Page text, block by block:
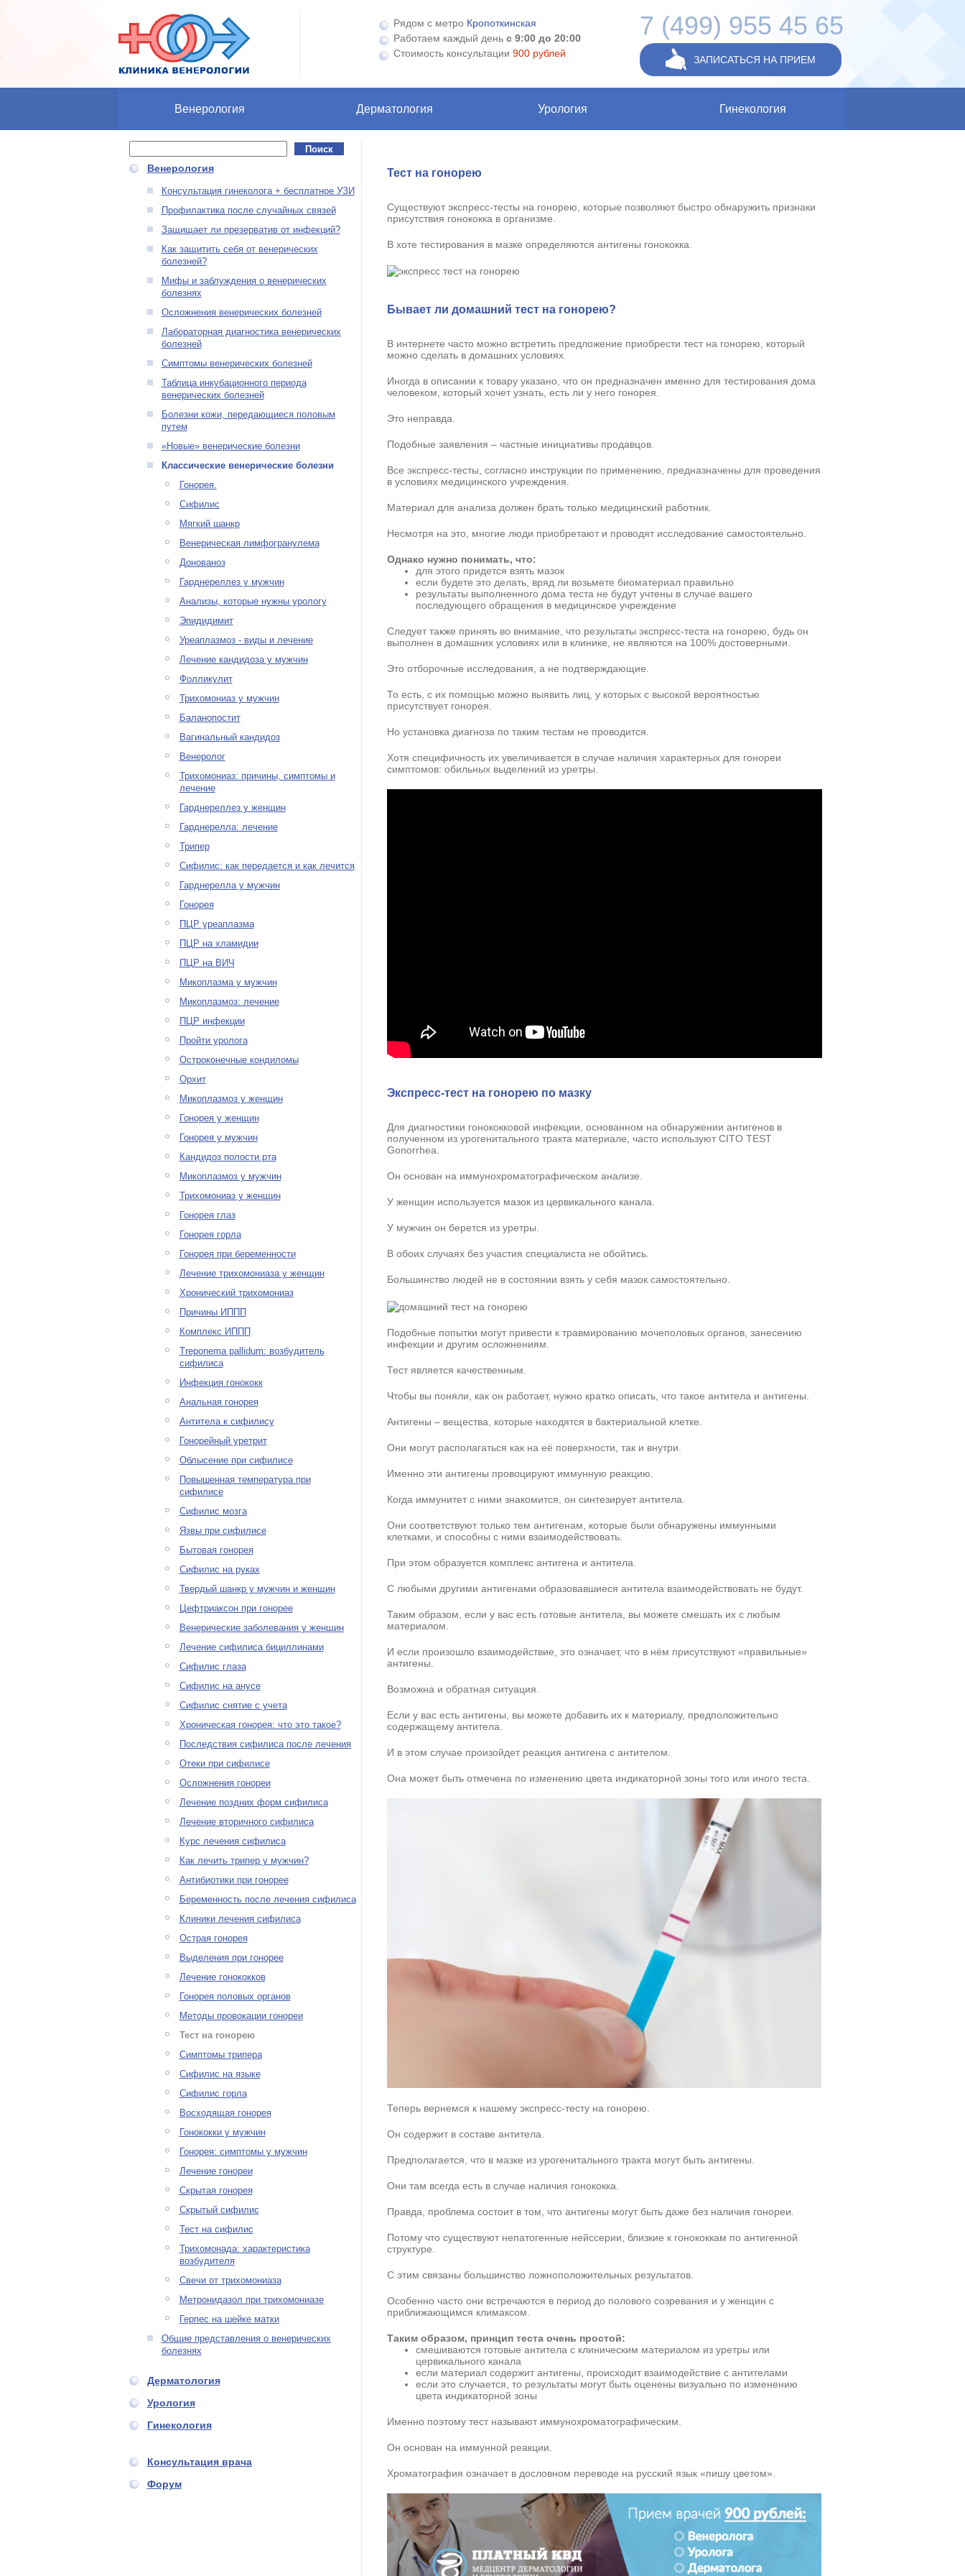
Рядом с метро Кропоткинская
Работаем каждый деньс 9:00 до 20:00
Стоимость консультации900 рублей
7 (499) 955 45 65
ЗАПИСАТЬСЯ НА ПРИЕМ
Венерология Дерматология Урология Гинекология
Форма поиска
Поиск
Венерология
Консультация гинеколога + бесплатное УЗИ
Профилактика после случайных связей
Защищает ли презерватив от инфекций?
Как защитить себя от венерических
болезней?
Мифы и заблуждения о венерических
болезнях
Осложнения венерических болезней
Лабораторная диагностика венерических
болезней
Симптомы венерических болезней
Таблица инкубационного периода
венерических болезней
Болезни кожи, передающиеся половым
путем
«Новые» венерические болезни
Классические венерические болезни
Гонорея.
Сифилис
Мягкий шанкр
Венерическая лимфогранулема
Донованоз
Гарднереллез у мужчин
Анализы, которые нужны урологу
Эпидидимит
Уреаплазмоз - виды и лечение
Лечение кандидоза у мужчин
Фолликулит
Трихомониаз у мужчин
Баланопостит
Вагинальный кандидоз
Венеролог
Трихомониаз: причины, симптомы и
лечение
Гарднереллез у женщин
Гарднерелла: лечение
Трипер
Сифилис: как передается и как лечится
Гарднерелла у мужчин
Гонорея
ПЦР уреаплазма
ПЦР на хламидии
ПЦР на ВИЧ
Микоплазма у мужчин
Микоплазмоз: лечение
ПЦР инфекции
Пройти уролога
Остроконечные кондиломы
Орхит
Микоплазмоз у женщин
Гонорея у женщин
Гонорея у мужчин
Кандидоз полости рта
Микоплазмоз у мужчин
Трихомониаз у женщин
Гонорея глаз
Гонорея горла
Гонорея при беременности
Лечение трихомониаза у женщин
Хронический трихомониаз
Причины ИППП
Комплекс ИППП
Treponema pallidum: возбудитель
сифилиса
Инфекция гонококк
Анальная гонорея
Антитела к сифилису
Гонорейный уретрит
Облысение при сифилисе
Повышенная температура при
сифилисе
Сифилис мозга
Язвы при сифилисе
Бытовая гонорея
Сифилис на руках
Твердый шанкр у мужчин и женщин
Цефтриаксон при гонорее
Венерические заболевания у женщин
Лечение сифилиса бициллинами
Сифилис глаза
Сифилис на анусе
Сифилис снятие с учета
Хроническая гонорея: что это такое?
Последствия сифилиса после лечения
Отеки при сифилисе
Осложнения гонореи
Лечение поздних форм сифилиса
Лечение вторичного сифилиса
Курс лечения сифилиса
Как лечить трипер у мужчин?
Антибиотики при гонорее
Беременность после лечения сифилиса
Клиники лечения сифилиса
Острая гонорея
Выделения при гонорее
Лечение гонококков
Гонорея половых органов
Методы провокации гонореи
Тест на гонорею
Симптомы трипера
Сифилис на языке
Сифилис горла
Восходящая гонорея
Гонококки у мужчин
Гонорея: симптомы у мужчин
Лечение гонореи
Скрытая гонорея
Скрытый сифилис
Тест на сифилис
Трихомонада: характеристика
возбудителя
Свечи от трихомониаза
Метронидазол при трихомониазе
Герпес на шейке матки
Общие представления о венерических
болезнях
Дерматология
Урология
Гинекология
Консультация врача
Форум
Тест на гонорею
Существуют экспресс-тесты на гонорею, которые позволяют быстро обнаружить признаки
присутствия гонококка в организме.
В хоте тестирования в мазке определяются антигены гонококка.
Бывает ли домашний тест на гонорею?
В интернете часто можно встретить предложение приобрести тест на гонорею, который
можно сделать в домашних условиях.
Иногда в описании к товару указано, что он предназначен именно для тестирования дома
человеком, который хочет узнать, есть ли у него гонорея.
Это неправда.
Подобные заявления – частные инициативы продавцов.
Все экспресс-тесты, согласно инструкции по применению, предназначены для проведения
в условиях медицинского учреждения.
Материал для анализа должен брать только медицинский работник.
Несмотря на это, многие люди приобретают и проводят исследование самостоятельно.
Однако нужно понимать, что:
для этого придется взять мазок
если будете это делать, вряд ли возьмете биоматериал правильно
результаты выполненного дома теста не будут учтены в случае вашего
последующего обращения в медицинское учреждение
Следует также принять во внимание, что результаты экспресс-теста на гонорею, будь он
выполнен в домашних условиях или в клинике, не являются на 100% достоверными.
Это отборочные исследования, а не подтверждающие.
То есть, с их помощью можно выявить лиц, у которых с высокой вероятностью
присутствует гонорея.
Но установка диагноза по таким тестам не проводится.
Хотя специфичность их увеличивается в случае наличия характерных для гонореи
симптомов: обильных выделений из уретры.
Экспресс-тест на гонорею по мазку
Для диагностики гонококковой инфекции, основанном на обнаружении антигенов в
полученном из урогенитального тракта материале, часто используют CITO TEST
Gonorrhea.
Он основан на иммунохроматографическом анализе.
У женщин используется мазок из цервикального канала.
У мужчин он берется из уретры.
В обоих случаях без участия специалиста не обойтись.
Большинство людей не в состоянии взять у себя мазок самостоятельно.
Подобные попытки могут привести к травмированию мочеполовых органов, занесению
инфекции и другим осложнениям.
Тест является качественным.
Чтобы вы поняли, как он работает, нужно кратко описать, что такое антитела и антигены.
Антигены – вещества, которые находятся в бактериальной клетке.
Они могут располагаться как на её поверхности, так и внутри.
Именно эти антигены провоцируют иммунную реакцию.
Когда иммунитет с ними знакомится, он синтезирует антитела.
Они соответствуют только тем антигенам, которые были обнаружены иммунными
клетками, и способны с ними взаимодействовать.
При этом образуется комплекс антигена и антитела.
С любыми другими антигенами образовавшиеся антитела взаимодействовать не будут.
Таким образом, если у вас есть готовые антитела, вы можете смешать их с любым
материалом.
И если произошло взаимодействие, это означает, что в нём присутствуют «правильные»
антигены.
Возможна и обратная ситуация.
Если у вас есть антигены, вы можете добавить их к материалу, предположительно
содержащему антитела.
И в этом случае произойдет реакция антигена с антителом.
Она может быть отмечена по изменению цвета индикаторной зоны того или иного теста.
Теперь вернемся к нашему экспресс-тесту на гонорею.
Он содержит в составе антитела.
Предполагается, что в мазке из урогенитального тракта могут быть антигены.
Они там всегда есть в случае наличия гонококка.
Правда, проблема состоит в том, что антигены могут быть даже без наличия гонореи.
Потому что существуют непатогенные нейссерии, близкие к гонококкам по антигенной
структуре.
С этим связаны большинство ложноположительных результатов.
Особенно часто они встречаются в период до полового созревания и у женщин с
приближающимся климаксом.
Таким образом, принцип теста очень простой:
смешиваются готовые антитела с клиническим материалом из уретры или
цервикального канала
если материал содержит антигены, происходит взаимодействие с антителами
если это случается, то результаты могут быть оценены визуально по изменению
цвета индикаторной зоны
Именно поэтому тест называют иммунохроматографическим.
Он основан на иммунной реакции.
Хроматография означает в дословном переводе на русский язык «пишу цветом».